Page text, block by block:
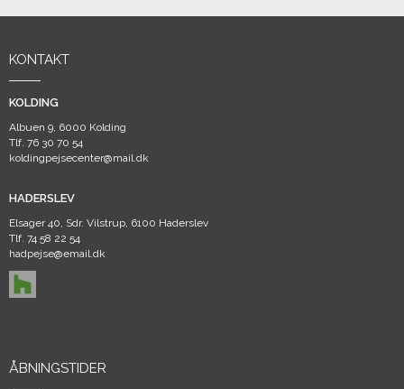
KONTAKT
KOLDING
Albuen 9, 6000 Kolding
Tlf. 76 30 70 54
koldingpejsecenter@mail.dk
HADERSLEV
Elsager 40, Sdr. Vilstrup, 6100 Haderslev
Tlf. 74 58 22 54
hadpejse@email.dk
ÅBNINGSTIDER